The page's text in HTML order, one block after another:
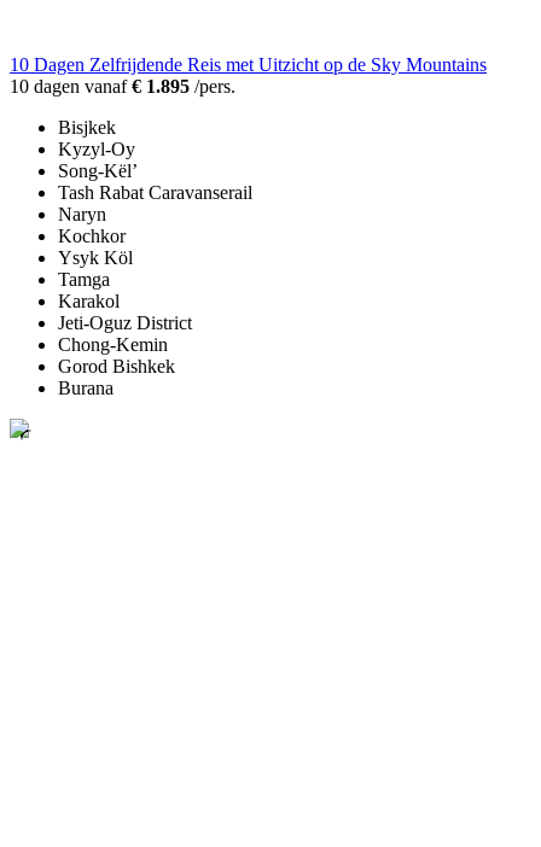
10 Dagen Zelfrijdende Reis met Uitzicht op de Sky Mountains
10 dagen vanaf€ 1.895 /pers.
Bisjkek
Kyzyl-Oy
Song-Kël’
Tash Rabat Caravanserail
Naryn
Kochkor
Ysyk Köl
Tamga
Karakol
Jeti-Oguz District
Chong-Kemin
Gorod Bishkek
Burana